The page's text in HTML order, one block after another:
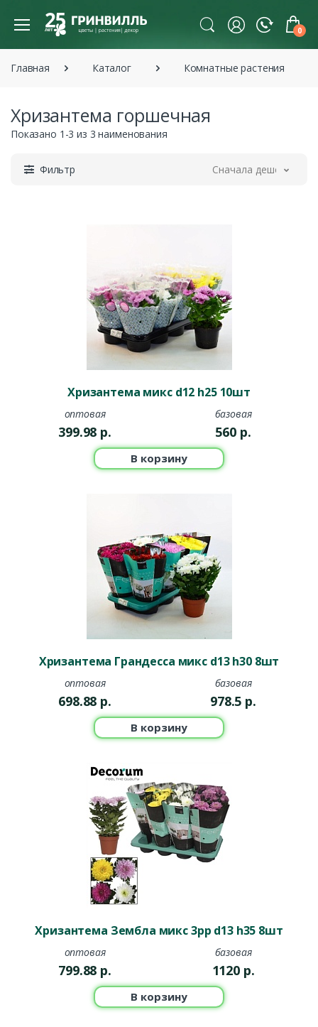
0
Главная Каталог Комнатные растения
Хризантема горшечная
Показано 1-3 из 3 наименования
Фильтр Сначала дешевле
Хризантема микс d12 h25 10шт
оптовая
399.98 р.
базовая
560 р.
В корзину
Хризантема Грандесса микс d13 h30 8шт
оптовая
698.88 р.
базовая
978.5 р.
В корзину
Хризантема Зембла микс 3рр d13 h35 8шт
оптовая
799.88 р.
базовая
1120 р.
В корзину